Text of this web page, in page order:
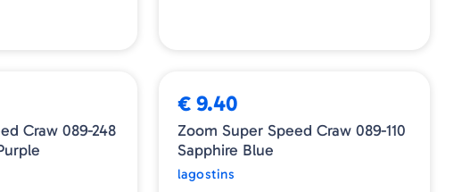
Craw 089-248
€ 9.40
Zoom Super Speed Craw 089-110
Sapphire Blue
lagostins